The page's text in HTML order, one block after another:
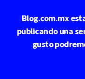
contenido
Blog.com.mx
publicando una
gusto